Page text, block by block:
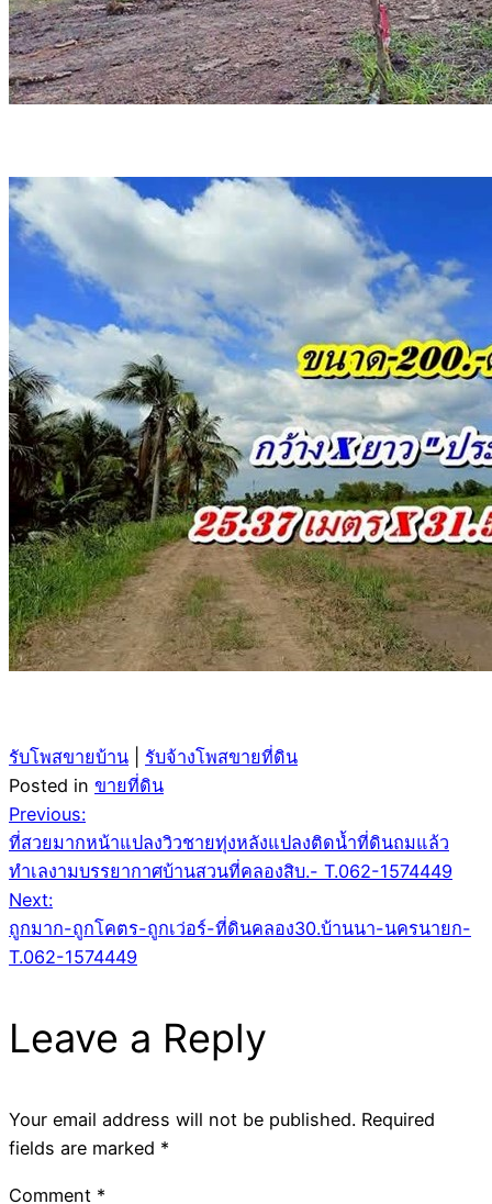
รับโพสขายบ้าน
รับจ้างโพสขายที่ดิน
Posted in ขายที่ดิน
Post
navigation
Previous:
ที่สวยมากหน้าแปลงวิวชายทุ่งหลังแปลงติดน้ำที่ดินถมแล้ว
ทำเลงามบรรยากาศบ้านสวนที่คลองสิบ.- T.062-1574449
Next:
ถูกมาก-ถูกโคตร-ถูกเว่อร์-ที่ดินคลอง30.บ้านนา-นครนายก-
T.062-1574449
Leave a Reply
Your email address will not be published. Required
fields are marked *
Comment *